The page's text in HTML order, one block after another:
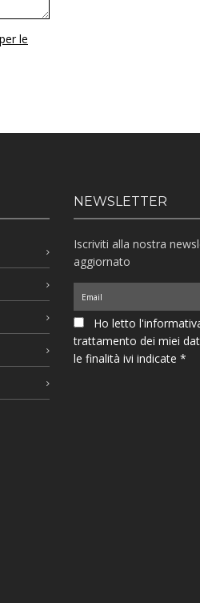
le
NEWSLETTER
Iscriviti alla nostra
aggiornato
Ho letto
trattamento dei miei
le finalità ivi indicate *